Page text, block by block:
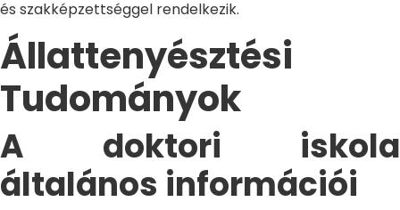
és szakképzettséggel rendelkezik.
Állattenyésztési
Tudományok
A doktori iskola
általános információi